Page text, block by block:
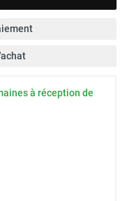
à réception de